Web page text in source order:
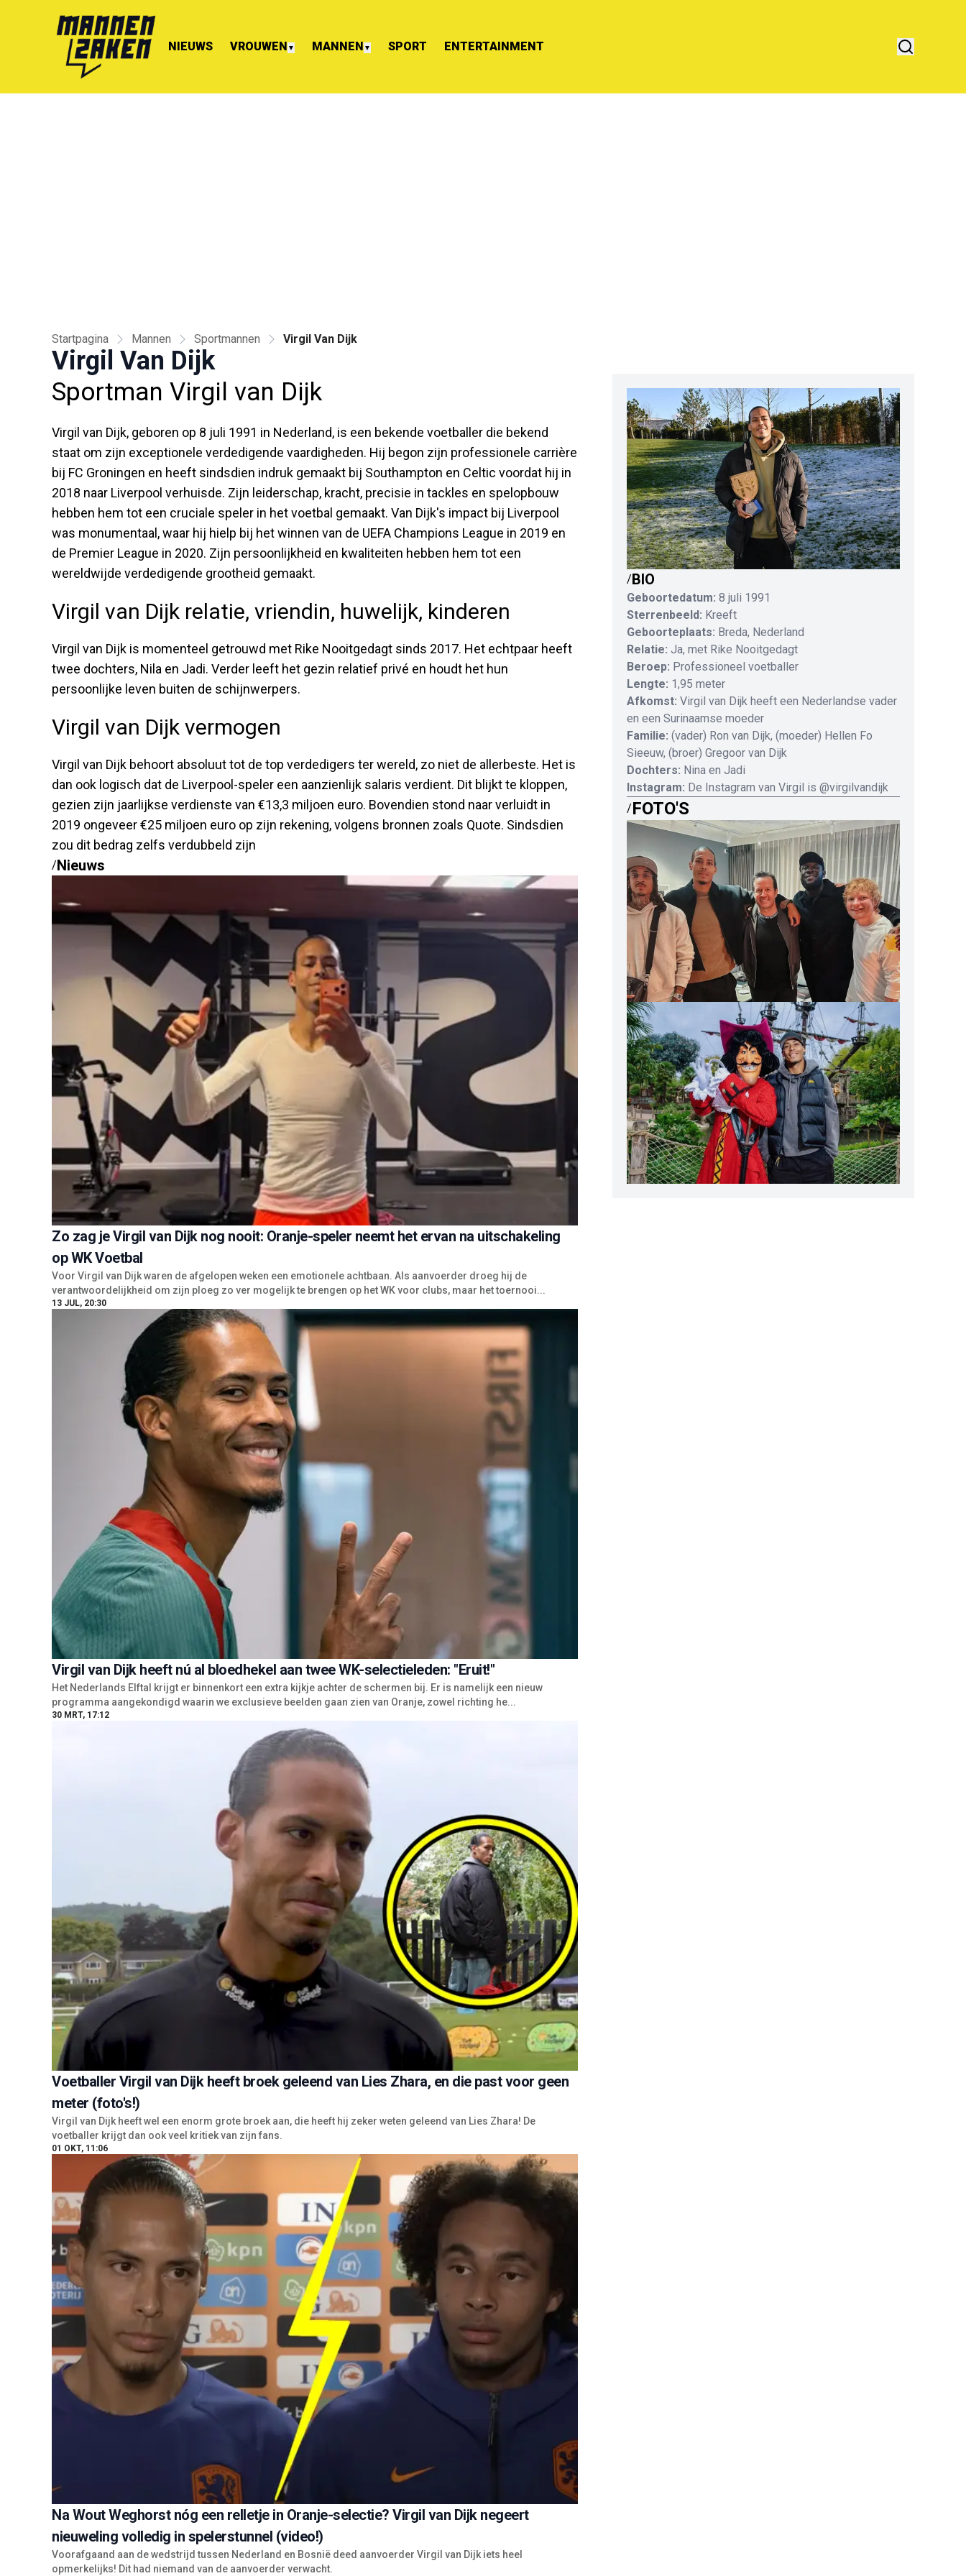
NIEUWS VROUWEN ▼ MANNEN ▼ SPORT ENTERTAINMENT
Startpagina Mannen Sportmannen Virgil Van Dijk
Virgil Van Dijk
Sportman Virgil van Dijk
Virgil van Dijk, geboren op 8 juli 1991 in Nederland, is een bekende voetballer die bekend
staat om zijn exceptionele verdedigende vaardigheden. Hij begon zijn professionele carrière
bij FC Groningen en heeft sindsdien indruk gemaakt bij Southampton en Celtic voordat hij in
2018 naar Liverpool verhuisde. Zijn leiderschap, kracht, precisie in tackles en spelopbouw
hebben hem tot een cruciale speler in het voetbal gemaakt. Van Dijk's impact bij Liverpool
was monumentaal, waar hij hielp bij het winnen van de UEFA Champions League in 2019 en
de Premier League in 2020. Zijn persoonlijkheid en kwaliteiten hebben hem tot een
wereldwijde verdedigende grootheid gemaakt.
Virgil van Dijk relatie, vriendin, huwelijk, kinderen
Virgil van Dijk is momenteel getrouwd met Rike Nooitgedagt sinds 2017. Het echtpaar heeft
twee dochters, Nila en Jadi. Verder leeft het gezin relatief privé en houdt het hun
persoonlijke leven buiten de schijnwerpers.
Virgil van Dijk vermogen
Virgil van Dijk behoort absoluut tot de top verdedigers ter wereld, zo niet de allerbeste. Het is
dan ook logisch dat de Liverpool-speler een aanzienlijk salaris verdient. Dit blijkt te kloppen,
gezien zijn jaarlijkse verdienste van €13,3 miljoen euro. Bovendien stond naar verluidt in
2019 ongeveer €25 miljoen euro op zijn rekening, volgens bronnen zoals Quote. Sindsdien
zou dit bedrag zelfs verdubbeld zijn
/Nieuws
Zo zag je Virgil van Dijk nog nooit: Oranje-speler neemt het ervan na uitschakeling
op WK Voetbal
Voor Virgil van Dijk waren de afgelopen weken een emotionele achtbaan. Als aanvoerder droeg hij de
verantwoordelijkheid om zijn ploeg zo ver mogelijk te brengen op het WK voor clubs, maar het toernooi...
13 JUL, 20:30
Virgil van Dijk heeft nú al bloedhekel aan twee WK-selectieleden: "Eruit!"
Het Nederlands Elftal krijgt er binnenkort een extra kijkje achter de schermen bij. Er is namelijk een nieuw
programma aangekondigd waarin we exclusieve beelden gaan zien van Oranje, zowel richting he...
30 MRT, 17:12
Voetballer Virgil van Dijk heeft broek geleend van Lies Zhara, en die past voor geen
meter (foto's!)
Virgil van Dijk heeft wel een enorm grote broek aan, die heeft hij zeker weten geleend van Lies Zhara! De
voetballer krijgt dan ook veel kritiek van zijn fans.
01 OKT, 11:06
Na Wout Weghorst nóg een relletje in Oranje-selectie? Virgil van Dijk negeert
nieuweling volledig in spelerstunnel (video!)
Voorafgaand aan de wedstrijd tussen Nederland en Bosnië deed aanvoerder Virgil van Dijk iets heel
opmerkelijks! Dit had niemand van de aanvoerder verwacht.
/ BIO
Geboortedatum: 8 juli 1991
Sterrenbeeld: Kreeft
Geboorteplaats: Breda, Nederland
Relatie: Ja, met Rike Nooitgedagt
Beroep: Professioneel voetballer
Lengte: 1,95 meter
Afkomst: Virgil van Dijk heeft een Nederlandse vader
en een Surinaamse moeder
Familie: (vader) Ron van Dijk, (moeder) Hellen Fo
Sieeuw, (broer) Gregoor van Dijk
Dochters: Nina en Jadi
Instagram: De Instagram van Virgil is @virgilvandijk
/FOTO'S